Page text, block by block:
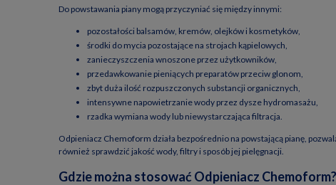
Do powstawania piany mogą przyczyniać się między innymi:
pozostałości balsamów, kremów, olejków i kosmetyków,
środki do mycia pozostające na strojach kąpielowych,
zanieczyszczenia wnoszone przez użytkowników,
przedawkowanie pieniących preparatów przeciw glonom,
zbyt duża ilość rozpuszczonych substancji organicznych,
intensywne napowietrzanie wody przez dysze hydromasażu,
rzadka wymiana wody lub niewystarczająca filtracja.
Odpieniacz Chemoform działa bezpośrednio na powstającą pianę,
również sprawdzić jakość wody, filtry i sposób jej pielęgnacji.
Gdzie można stosować Odpieniacz Chemoform?